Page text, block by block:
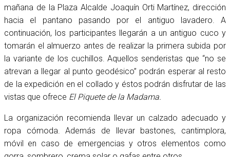
mañana de la Plaza Alcalde Joaquín Orti Martínez, dirección
hacia el pantano pasando por el antiguo lavadero. A
continuación, los participantes llegarán a un antiguo cuco y
tomarán el almuerzo antes de realizar la primera subida por
la variante de los cuchillos. Aquellos senderistas que “no se
atrevan a llegar al punto geodésico” podrán esperar al resto
de la expedición en el collado y éstos podrán disfrutar de las
vistas que ofrece El Piquete de la Madama.
La organización recomienda llevar un calzado adecuado y
ropa cómoda. Además de llevar bastones, cantimplora,
móvil en caso de emergencias y otros elementos como